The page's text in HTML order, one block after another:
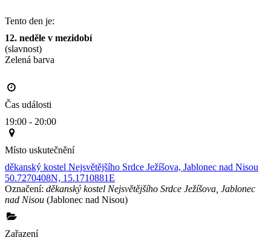
Tento den je:
12. neděle v mezidobí
(slavnost)
Zelená barva
Čas události
19:00 - 20:00
Místo uskutečnění
děkanský kostel Nejsvětějšího Srdce Ježíšova, Jablonec nad Nisou
50.7270408N, 15.1710881E
Označení: děkanský kostel Nejsvětějšího Srdce Ježíšova, Jablonec
nad Nisou (Jablonec nad Nisou)
Zařazení